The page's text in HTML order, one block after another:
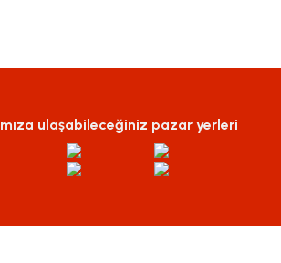
ulaşabileceğiniz pazar yerleri